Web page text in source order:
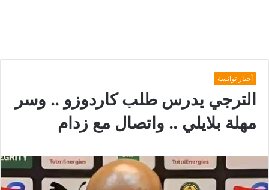
أخبار توانسة
الترجي يدرس طلب كاردوزو .. وسر
مهلة بلايلي .. واتصال مع زدام